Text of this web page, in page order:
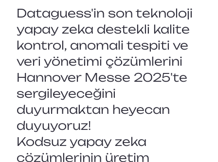
Dataguess'in son teknoloji
yapay zeka destekli kalite
kontrol, anomali tespiti ve
veri yönetimi çözümlerini
Hannover Messe 2025'te
sergileyeceğini
duyurmaktan heyecan
duyuyoruz!
Kodsuz yapay zeka
çözümlerinin üretim